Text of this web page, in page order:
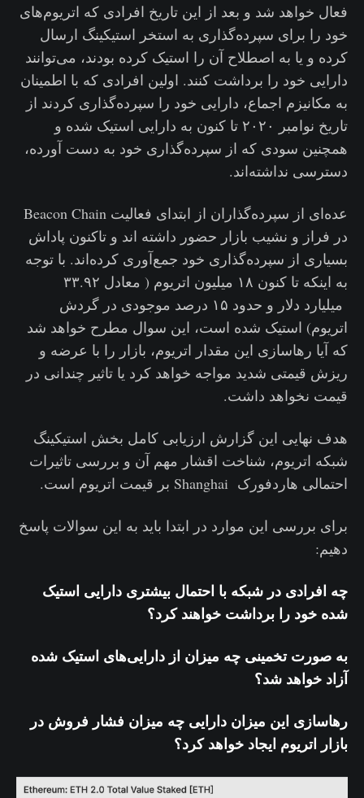
فعال خواهد شد و بعد از این تاریخ افرادی که اتریوم‌های
خود را برای سپرده‌گذاری به استخر استیکینگ ارسال
کرده و یا به اصطلاح آن را استیک کرده بودند، می‌توانند
دارایی خود را برداشت کنند. اولین افرادی که با اطمینان
به مکانیزم اجماع، دارایی خود را سپرده‌گذاری کردند از
تاریخ نوامبر ۲۰۲۰ تا کنون به دارایی استیک شده و
همچنین سودی که از سپرده‌گذاری خود به دست آورده‌،
دسترسی نداشته‌اند.
عده‌ای از سپرده‌گذاران از ابتدای فعالیت Beacon Chain
در فراز و نشیب بازار حضور داشته اند و تاکنون پاداش
بسیاری از سپرده‌گذاری خود جمع‌آوری کرده‌اند. با توجه
به اینکه تا کنون ۱۸ میلیون اتریوم ( معادل ۳۳.۹۲
میلیارد دلار و حدود ۱۵ درصد موجودی در گردش
اتریوم) استیک شده است، این سوال مطرح خواهد شد
که آیا رهاسازی این مقدار اتریوم، بازار را با عرضه و
ریزش قیمتی شدید مواجه خواهد کرد یا تاثیر چندانی در
قیمت نخواهد داشت.
هدف نهایی این گزارش ارزیابی کامل بخش استیکینگ
شبکه اتریوم، شناخت اقشار مهم آن و بررسی تاثیرات
احتمالی هاردفورک Shanghai بر قیمت اتریوم است.
برای بررسی این موارد در ابتدا باید به این سوالات پاسخ
دهیم:
چه افرادی در شبکه با احتمال بیشتری دارایی استیک
شده خود را برداشت خواهند کرد؟
به صورت تخمینی چه میزان از دارایی‌های استیک شده
آزاد خواهد شد؟
رهاسازی این میزان دارایی چه میزان فشار فروش در
بازار اتریوم ایجاد خواهد کرد؟